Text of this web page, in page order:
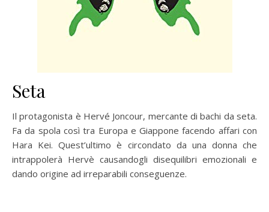
Seta
Il protagonista è Hervé Joncour, mercante di bachi da seta.
Fa da spola così tra Europa e Giappone facendo affari con
Hara Kei. Quest’ultimo è circondato da una donna che
intrappolerà Hervè causandogli disequilibri emozionali e
dando origine ad irreparabili conseguenze.